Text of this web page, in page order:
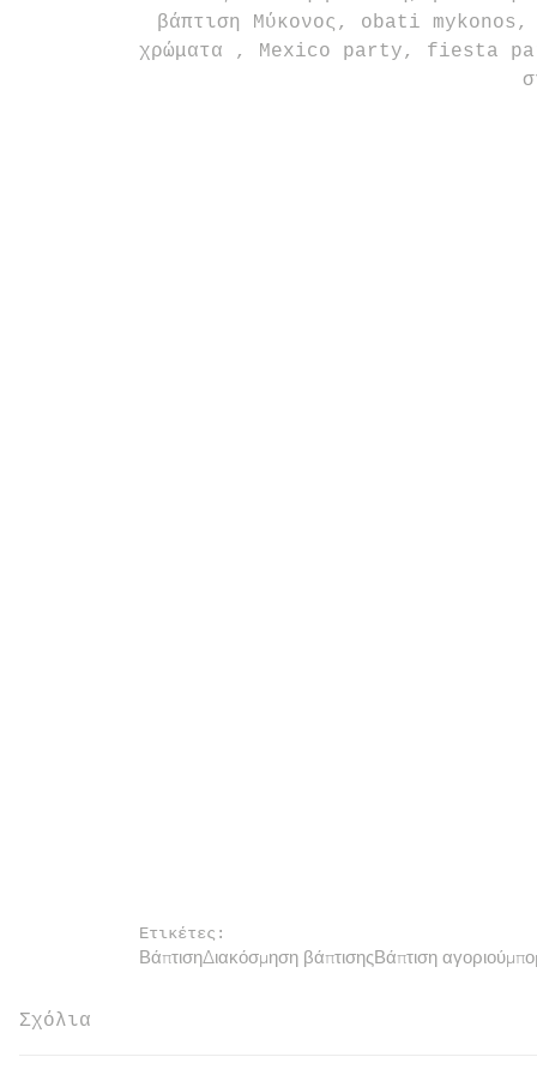
βάπτιση Μύκονος, obati
χρώματα , Mexico party, fiesta
Ετικέτες:
ΒάπτισηΔιακόσμηση βάπτισηςΒάπτιση αγοριού
Σχόλια